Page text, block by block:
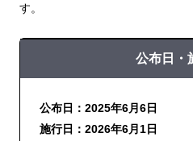
す。
公布日・
公布日：2025年6月6日
施行日：2026年6月1日